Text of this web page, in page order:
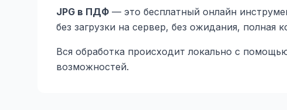
JPG в ПДФ — это бесплатный онлайн
без загрузки на сервер, без ожидания, полная
Вся обработка происходит локально с
возможностей.